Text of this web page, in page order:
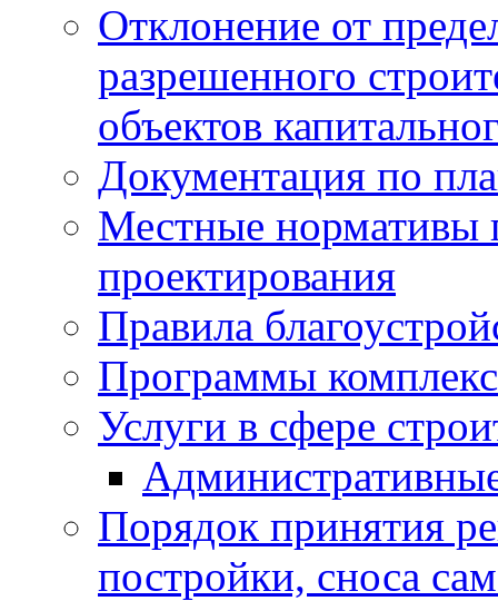
Отклонение от
разрешенного
объектов
Документация по
Местные нормативы
проектирования
Правила
Программы
Услуги в сфере
Порядок принятия
постройки, сноса